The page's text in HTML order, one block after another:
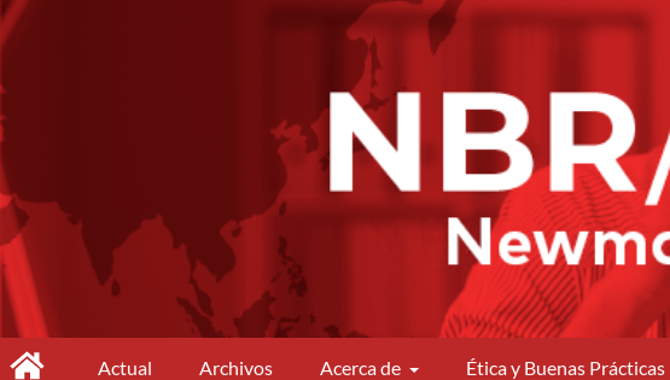
. Actual Archivos Acerca de Ética y Buenas Prácticas